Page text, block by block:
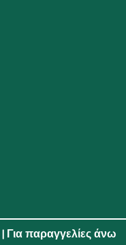
| Για παραγγελίες άνω